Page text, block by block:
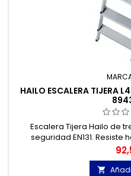
HAILO ESCALERA TIJERA
Escalera Tijera Hailo de
seguridad EN131. Resiste
larguero-peldaño robusta
